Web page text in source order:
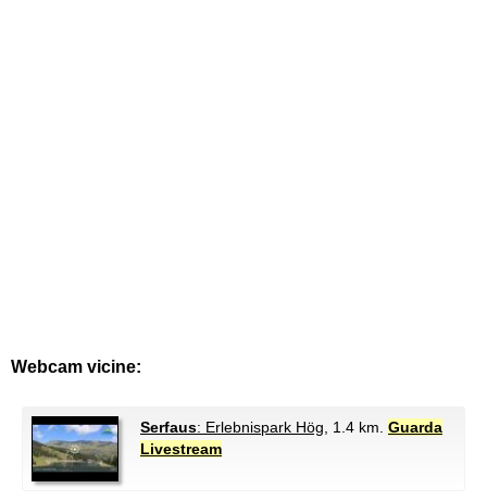
Webcam vicine:
Serfaus: Erlebnispark Hög , 1.4 km. Guarda
Livestream